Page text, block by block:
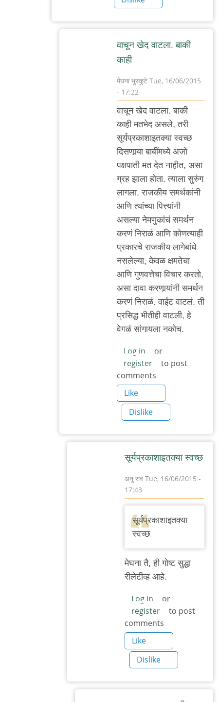
वाचून खेद वाटला. बाकी
काही
मेघना भुस्कुटे Tue, 16/06/2015
- 17:22
reply
"ह्यांचे"
एक
राळ
अजो१२३
वाचून खेद वाटला. बाकी
काही मतभेद असले, तरी
सूर्यप्रकाशाइतक्या स्वच्छ
दिसणार्‍या बाबींमध्ये अजो
पक्षपाती मत देत नाहीत, असा
ग्रह झाला होता. त्याला सुरुंग
लागला. राजकीय समर्थकांनी
आणि त्यांच्या पित्त्यांनी
असल्या नेमणुकांचं समर्थन
करणं निराळं आणि कोणत्याही
प्रकारचे राजकीय लागेबांधे
नसलेल्या, केवळ क्षमतेचा
आणि गुणवत्तेचा विचार करतो,
असा दावा करणार्‍यांनी समर्थन
करणं निराळं. वाईट वाटलं. ती
प्रसिद्ध भीतीही वाटली, हे
वेगळं सांगायला नकोच.
Log in
or
register
to post
comments
Like
Dislike
सूर्यप्रकाशाइतक्या स्वच्छ
अनु राव Tue, 16/06/2015 -
17:43
reply
to
खेद
वाटला.
काही
by
मेघना
भुस्कुटे
सूर्यप्रकाशाइतक्या
स्वच्छ
मेघना तै, ही गोष्ट सुद्धा
रीलेटीव्ह आहे.
Log in
or
register
to post
comments
Like
Dislike